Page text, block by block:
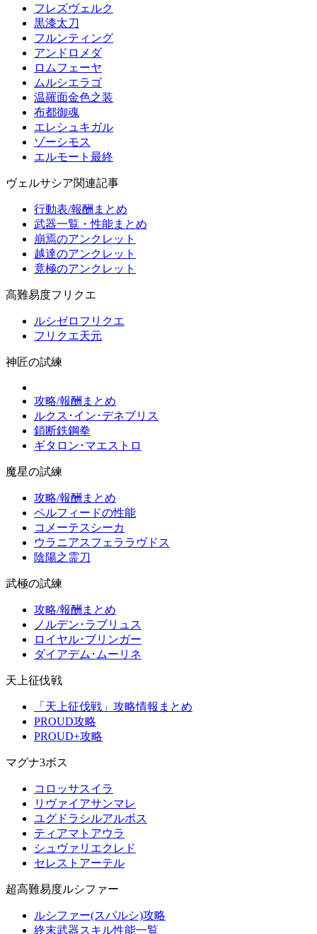
フレズヴェルク
黒漆太刀
フルンティング
アンドロメダ
ロムフェーヤ
ムルシエラゴ
温羅面金色之装
布都御魂
エレシュキガル
ゾーシモス
エルモート最終
ヴェルサシア関連記事
行動表/報酬まとめ
武器一覧・性能まとめ
崩焉のアンクレット
越達のアンクレット
竟極のアンクレット
高難易度フリクエ
ルシゼロフリクエ
フリクエ天元
神匠の試練
攻略/報酬まとめ
ルクス･イン･デネブリス
鎖断鉄鋼拳
ギタロン･マエストロ
魔星の試練
攻略/報酬まとめ
ペルフィードの性能
コメーテスシーカ
ウラニアスフェララヴドス
陰陽之霊刀
武極の試練
攻略/報酬まとめ
ノルデン･ラブリュス
ロイヤル･ブリンガー
ダイアデム･ムーリネ
天上征伐戦
「天上征伐戦」攻略情報まとめ
PROUD攻略
PROUD+攻略
マグナ3ボス
コロッサスイラ
リヴァイアサンマレ
ユグドラシルアルボス
ティアマトアウラ
シュヴァリエクレド
セレストアーテル
超高難易度ルシファー
ルシファー(スパルシ)攻略
終末武器スキル性能一覧